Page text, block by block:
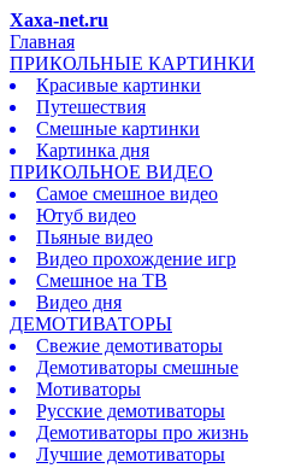
Xaxa-net.ru
Главная
ПРИКОЛЬНЫЕ КАРТИНКИ
Красивые картинки
Путешествия
Смешные картинки
Картинка дня
ПРИКОЛЬНОЕ ВИДЕО
Самое смешное видео
Ютуб видео
Пьяные видео
Видео прохождение игр
Смешное на ТВ
Видео дня
ДЕМОТИВАТОРЫ
Свежие демотиваторы
Демотиваторы смешные
Мотиваторы
Русские демотиваторы
Демотиваторы про жизнь
Лучшие демотиваторы